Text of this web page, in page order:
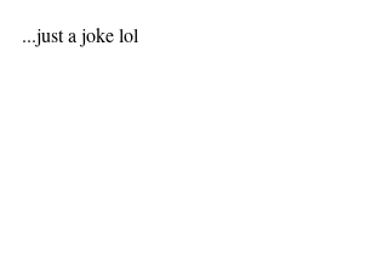
...just a joke lol